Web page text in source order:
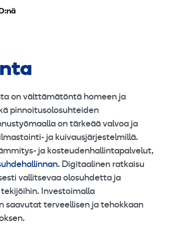
on välttämätöntä homeen ja
pinnoitusolosuhteiden
on tärkeää valvoa ja
ja kuivausjärjestelmillä.
ja kosteudenhallintapalvelut,
. Digitaalinen ratkaisu
vallitsevaa olosuhdetta ja
Investoimalla
saavutat terveellisen ja tehokkaan